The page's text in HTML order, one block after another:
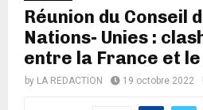
Réunion du Conseil
Nations- Unies :
entre la France et
by LA REDACTION 19 octobre 2022